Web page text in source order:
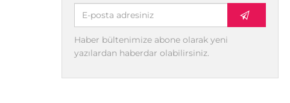
Haber bültenimize abone olarak yeni
yazılardan haberdar olabilirsiniz.